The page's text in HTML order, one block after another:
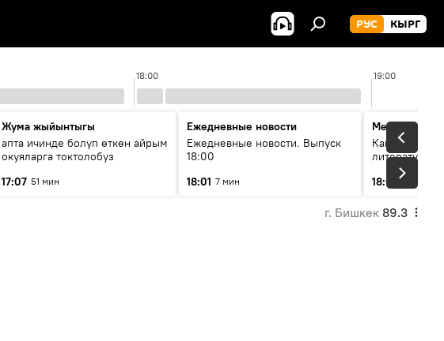
РУС КЫРГ
18:00 19:00
Жума жыйынтыгы
апта ичинде болуп өткөн айрым
окуяларга токтолобуз
17:07 51 мин
Ежедневные новости
Ежедневные новости. Выпуск
18:00
18:01 7 мин
Между строк
Как кошки
литературу
18:08
г. Бишкек 89.3